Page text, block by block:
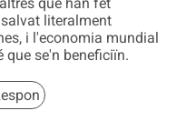
literalment
i l'economia mundial
que se'n beneficiïn.